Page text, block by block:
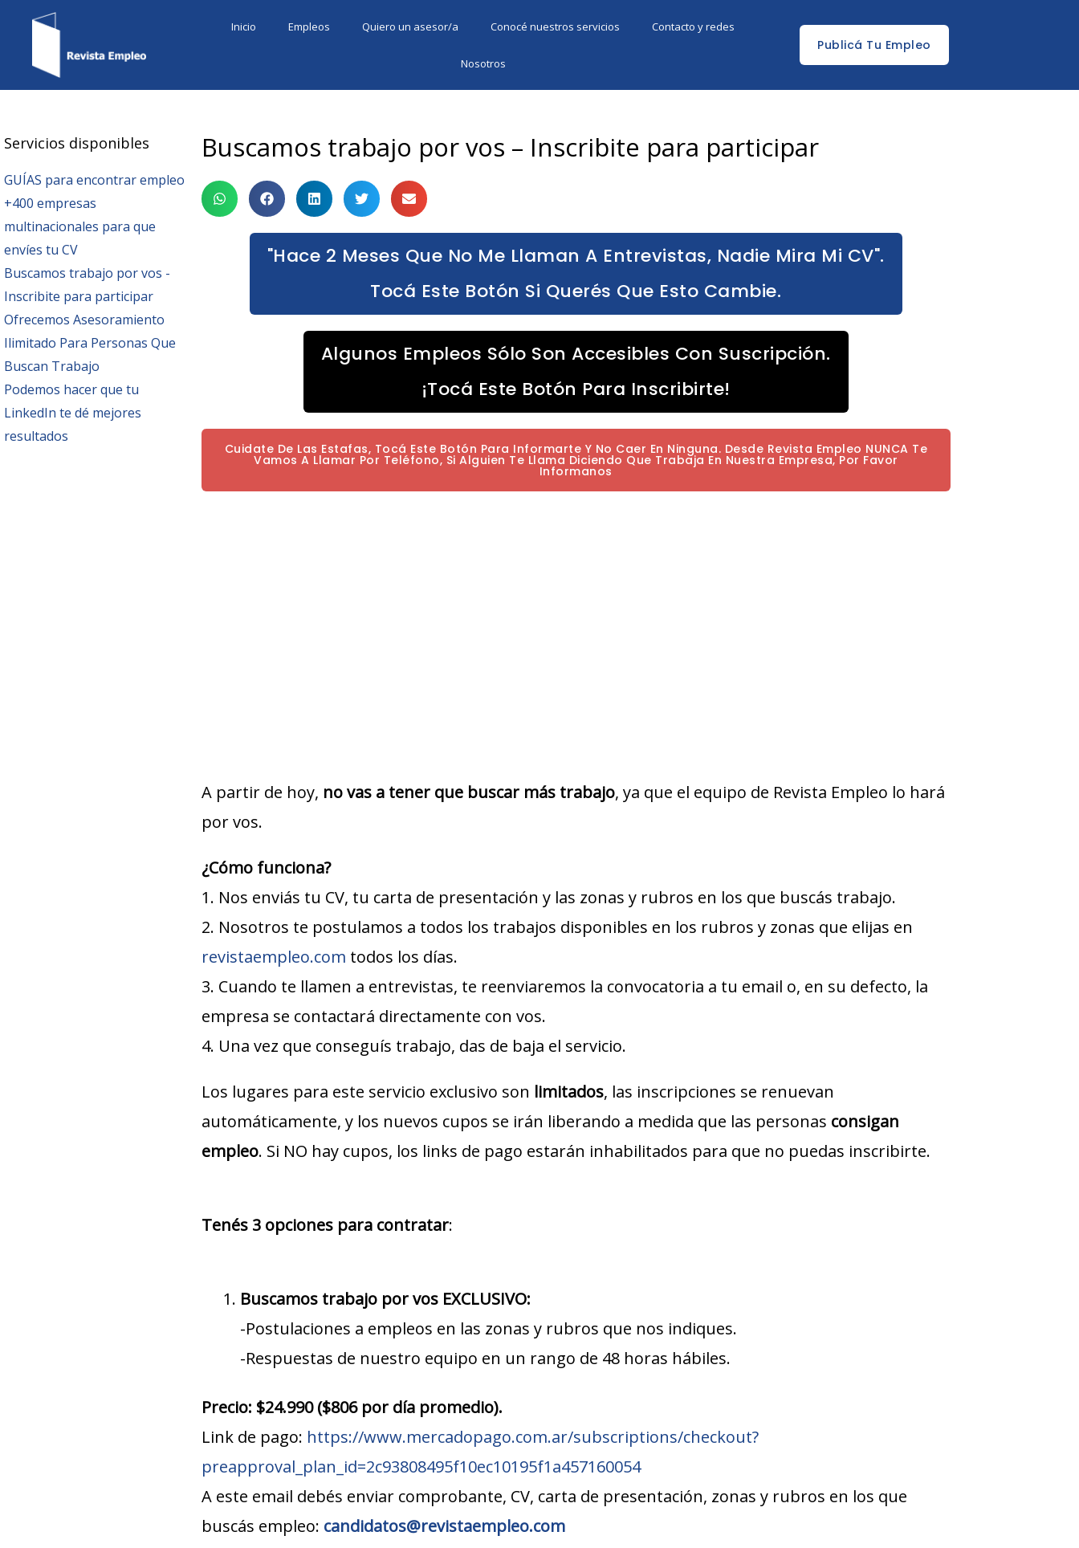
Inicio Empleos Quiero un asesor/a Conocé nuestros servicios Contacto y redes
Nosotros
Publicá Tu Empleo
Servicios disponibles
GUÍAS para encontrar empleo
+400 empresas
multinacionales para que
envíes tu CV
Buscamos trabajo por vos -
Inscribite para participar
Ofrecemos Asesoramiento
Ilimitado Para Personas Que
Buscan Trabajo
Podemos hacer que tu
LinkedIn te dé mejores
resultados
Buscamos trabajo por vos – Inscribite para participar
"Hace 2 Meses Que No Me Llaman A Entrevistas, Nadie Mira Mi CV".
Tocá Este Botón Si Querés Que Esto Cambie.
Algunos Empleos Sólo Son Accesibles Con Suscripción.
¡Tocá Este Botón Para Inscribirte!
Cuidate De Las Estafas, Tocá Este Botón Para Informarte Y No Caer En Ninguna. Desde Revista Empleo NUNCA Te
Vamos A Llamar Por Teléfono, Si Alguien Te Llama Diciendo Que Trabaja En Nuestra Empresa, Por Favor
Informanos
A partir de hoy, no vas a tener que buscar más trabajo, ya que el equipo de Revista Empleo lo hará
por vos.
¿Cómo funciona?
1. Nos enviás tu CV, tu carta de presentación y las zonas y rubros en los que buscás trabajo.
2. Nosotros te postulamos a todos los trabajos disponibles en los rubros y zonas que elijas en
revistaempleo.com todos los días.
3. Cuando te llamen a entrevistas, te reenviaremos la convocatoria a tu email o, en su defecto, la
empresa se contactará directamente con vos.
4. Una vez que conseguís trabajo, das de baja el servicio.
Los lugares para este servicio exclusivo son limitados, las inscripciones se renuevan
automáticamente, y los nuevos cupos se irán liberando a medida que las personas consigan
empleo. Si NO hay cupos, los links de pago estarán inhabilitados para que no puedas inscribirte.
Tenés 3 opciones para contratar:
Buscamos trabajo por vos EXCLUSIVO:
-Postulaciones a empleos en las zonas y rubros que nos indiques.
-Respuestas de nuestro equipo en un rango de 48 horas hábiles.
Precio: $24.990 ($806 por día promedio).
Link de pago: https://www.mercadopago.com.ar/subscriptions/checkout?
preapproval_plan_id=2c93808495f10ec10195f1a457160054
A este email debés enviar comprobante, CV, carta de presentación, zonas y rubros en los que
buscás empleo: candidatos@revistaempleo.com